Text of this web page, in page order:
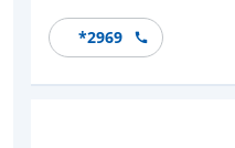
*2969